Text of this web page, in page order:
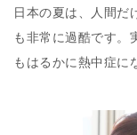
日本の夏は、人間だ
も非常に過酷です。
もはるかに熱中症に